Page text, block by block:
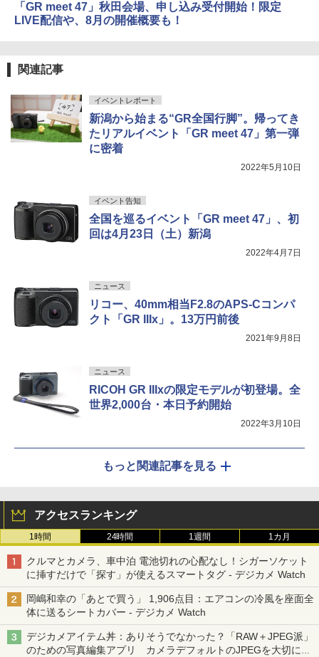
「GR meet 47」秋田会場、申し込み受付開始！限定
LIVE配信や、8月の開催概要も！
関連記事
イベントレポート
新潟から始まる“GR全国行脚”。帰ってき
たリアルイベント「GR meet 47」第一弾
に密着
2022年5月10日
イベント告知
全国を巡るイベント「GR meet 47」、初
回は4月23日（土）新潟
2022年4月7日
ニュース
リコー、40mm相当F2.8のAPS-Cコンパ
クト「GR IIIx」。13万円前後
2021年9月8日
ニュース
RICOH GR IIIxの限定モデルが初登場。全
世界2,000台・本日予約開始
2022年3月10日
もっと関連記事を見る
アクセスランキング
1時間 24時間 1週間 1カ月
クルマとカメラ、車中泊 電池切れの心配なし！シガーソケット
に挿すだけで「探す」が使えるスマートタグ - デジカメ Watch
岡嶋和幸の「あとで買う」 1,906点目：エアコンの冷風を座面全
体に送るシートカバー - デジカメ Watch
デジカメアイテム丼：ありそうでなかった？「RAW＋JPEG派」
のための写真編集アプリ カメラデフォルトのJPEGを大切にす